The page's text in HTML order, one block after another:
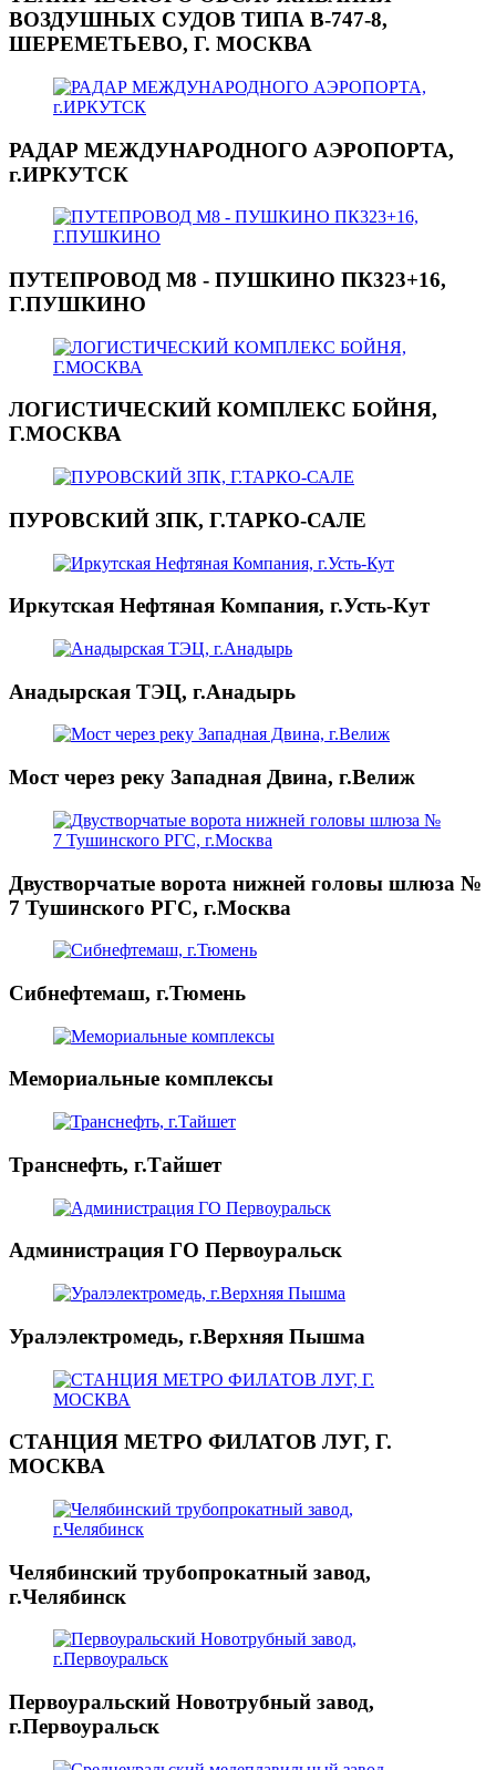
ВОЗДУШНЫХ СУДОВ ТИПА В-747-8,
ШЕРЕМЕТЬЕВО, Г. МОСКВА
РАДАР МЕЖДУНАРОДНОГО АЭРОПОРТА,
г.ИРКУТСК
ПУТЕПРОВОД М8 - ПУШКИНО ПК323+16,
Г.ПУШКИНО
ЛОГИСТИЧЕСКИЙ КОМПЛЕКС БОЙНЯ,
Г.МОСКВА
ПУРОВСКИЙ ЗПК, Г.ТАРКО-САЛЕ
Иркутская Нефтяная Компания, г.Усть-Кут
Анадырская ТЭЦ, г.Анадырь
Мост через реку Западная Двина, г.Велиж
Двустворчатые ворота нижней головы шлюза №
7 Тушинского РГС, г.Москва
Сибнефтемаш, г.Тюмень
Мемориальные комплексы
Транснефть, г.Тайшет
Администрация ГО Первоуральск
Уралэлектромедь, г.Верхняя Пышма
СТАНЦИЯ МЕТРО ФИЛАТОВ ЛУГ, Г.
МОСКВА
Челябинский трубопрокатный завод,
г.Челябинск
Первоуральский Новотрубный завод,
г.Первоуральск